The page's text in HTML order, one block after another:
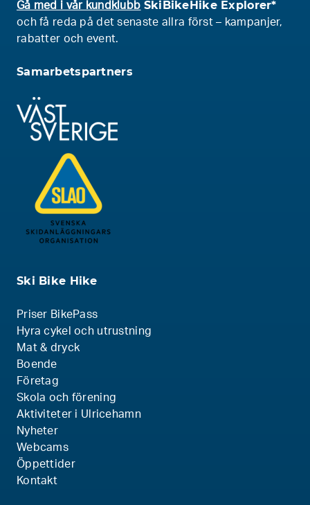
Gå med i vår kundklubb SkiBikeHike Explorer*
och få reda på det senaste allra först – kampanjer,
rabatter och event.
Samarbetspartners
Ski Bike Hike
Priser BikePass
Hyra cykel och utrustning
Mat & dryck
Boende
Företag
Skola och förening
Aktiviteter i Ulricehamn
Nyheter
Webcams
Öppettider
Kontakt